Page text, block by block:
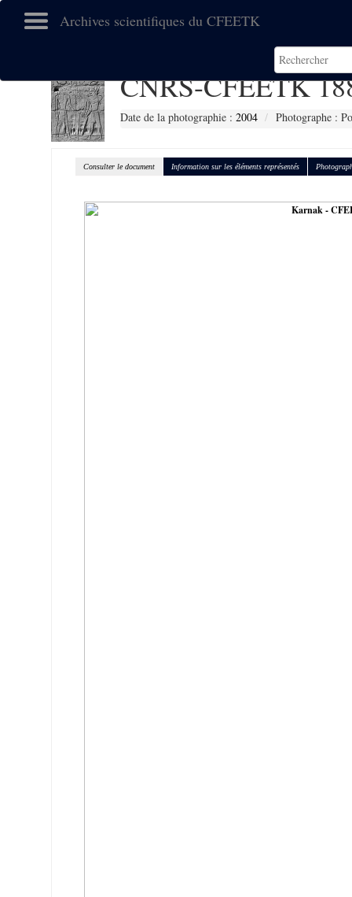
Archives scientifiques du CFEETK
CNRS-CFEETK
Date de la photographie : 2004 Photographe :
Consulter le document Information sur les éléments représentés